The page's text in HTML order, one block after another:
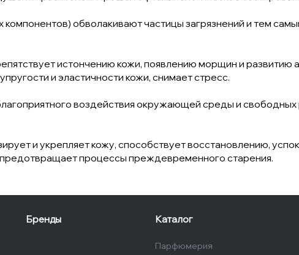
обволакивают частицы загрязнений и тем
истончению кожи, появлению морщин и развитию
и эластичности кожи, снимает стресс.
воздействия окружающей среды и свободных
и укрепляет кожу, способствует восстановлению,
процессы преждевременного старения.
Бренды Каталог
Парфюмерия